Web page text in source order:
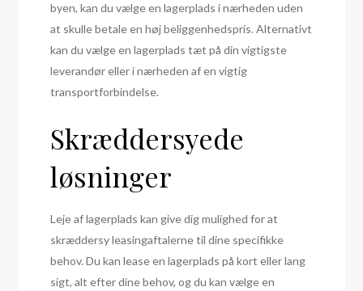
byen, kan du vælge en lagerplads i nærheden uden
at skulle betale en høj beliggenhedspris. Alternativt
kan du vælge en lagerplads tæt på din vigtigste
leverandør eller i nærheden af en vigtig
transportforbindelse.
Skræddersyede
løsninger
Leje af lagerplads kan give dig mulighed for at
skræddersy leasingaftalerne til dine specifikke
behov. Du kan lease en lagerplads på kort eller lang
sigt, alt efter dine behov, og du kan vælge en